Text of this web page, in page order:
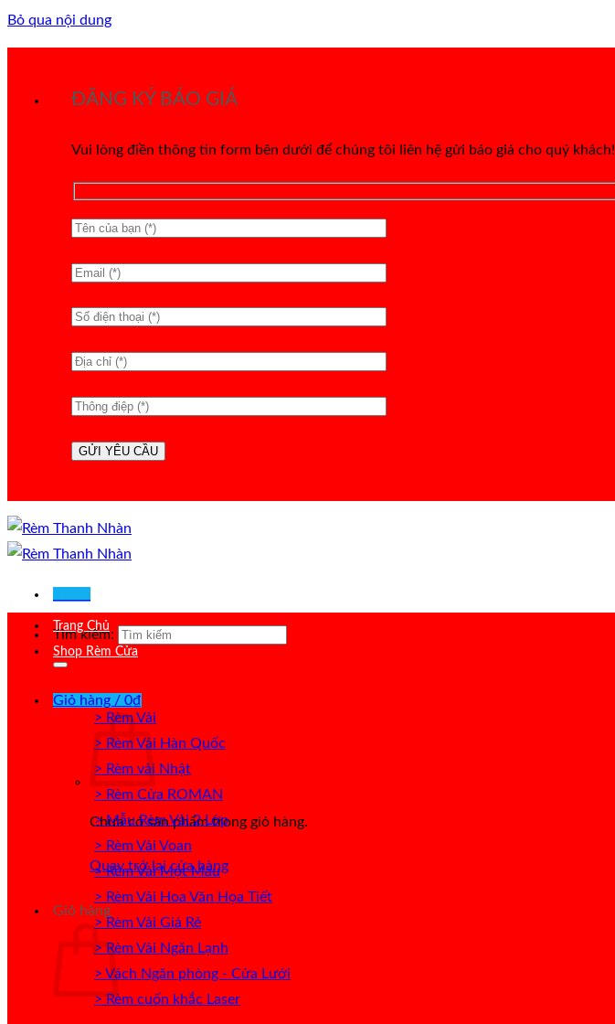
Bỏ qua nội dung
ĐĂNG KÝ BÁO GIÁ
Vui lòng điền thông tin form bên dưới để chúng tôi liên hệ gửi báo giá cho quý khách!
Tìm kiếm:
Giỏ hàng / 0₫
Chưa có sản phẩm trong giỏ hàng.
Quay trở lại cửa hàng
Giỏ hàng
Trang Chủ
Shop Rèm Cửa
> Rèm Vải
> Rèm Vải Hàn Quốc
> Rèm vải Nhật
> Rèm Cửa ROMAN
> Mẫu Rèm Vải 2 Lớp
> Rèm Vải Voan
> Rèm Vải Một Màu
> Rèm Vải Hoa Văn Họa Tiết
> Rèm Vải Giá Rẻ
> Rèm Vải Ngăn Lạnh
> Vách Ngăn phòng - Cửa Lưới
> Rèm cuốn khắc Laser